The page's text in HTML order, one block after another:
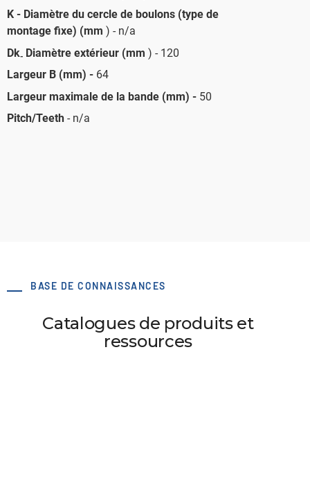
K - Diamètre du cercle de boulons (type de
montage fixe) (mm ) - n/a
Dk- Diamètre extérieur (mm ) - 120
Largeur B (mm) - 64
Largeur maximale de la bande (mm) - 50
Pitch/Teeth - n/a
BASE DE CONNAISSANCES
Catalogues de produits et
ressources